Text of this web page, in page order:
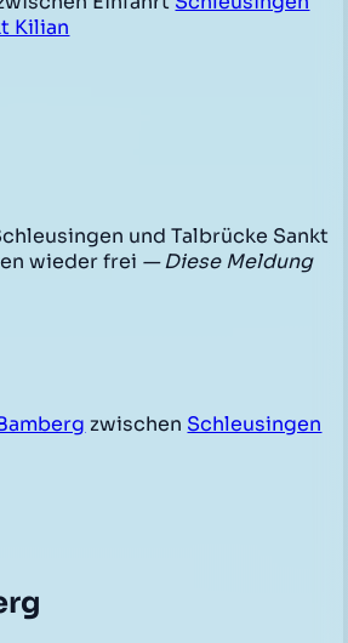
Kilian
und Talbrücke Sankt
wieder frei — Diese Meldung
zwischen Schleusingen